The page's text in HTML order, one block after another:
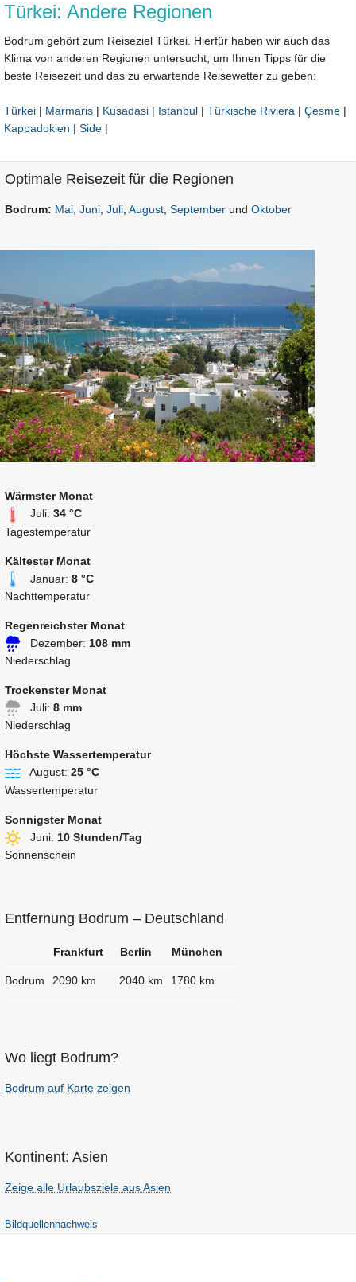
Türkei: Andere Regionen
Bodrum gehört zum Reiseziel Türkei. Hierfür haben wir auch das
Klima von anderen Regionen untersucht, um Ihnen Tipps für die
beste Reisezeit und das zu erwartende Reisewetter zu geben:
Türkei | Marmaris | Kusadasi | Istanbul | Türkische Riviera | Çesme |
Kappadokien | Side |
Optimale Reisezeit für die Regionen
Bodrum: Mai, Juni, Juli, August, September und Oktober
Wärmster Monat
Juli: 34 °C
Tagestemperatur
Kältester Monat
Januar: 8 °C
Nachttemperatur
Regenreichster Monat
Dezember: 108 mm
Niederschlag
Trockenster Monat
Juli: 8 mm
Niederschlag
Höchste Wassertemperatur
August: 25 °C
Wassertemperatur
Sonnigster Monat
Juni: 10 Stunden/Tag
Sonnenschein
Entfernung Bodrum – Deutschland
Frankfurt Berlin München
Bodrum 2090 km 2040 km 1780 km
Wo liegt Bodrum?
Bodrum auf Karte zeigen
Kontinent: Asien
Zeige alle Urlaubsziele aus Asien
Bildquellennachweis